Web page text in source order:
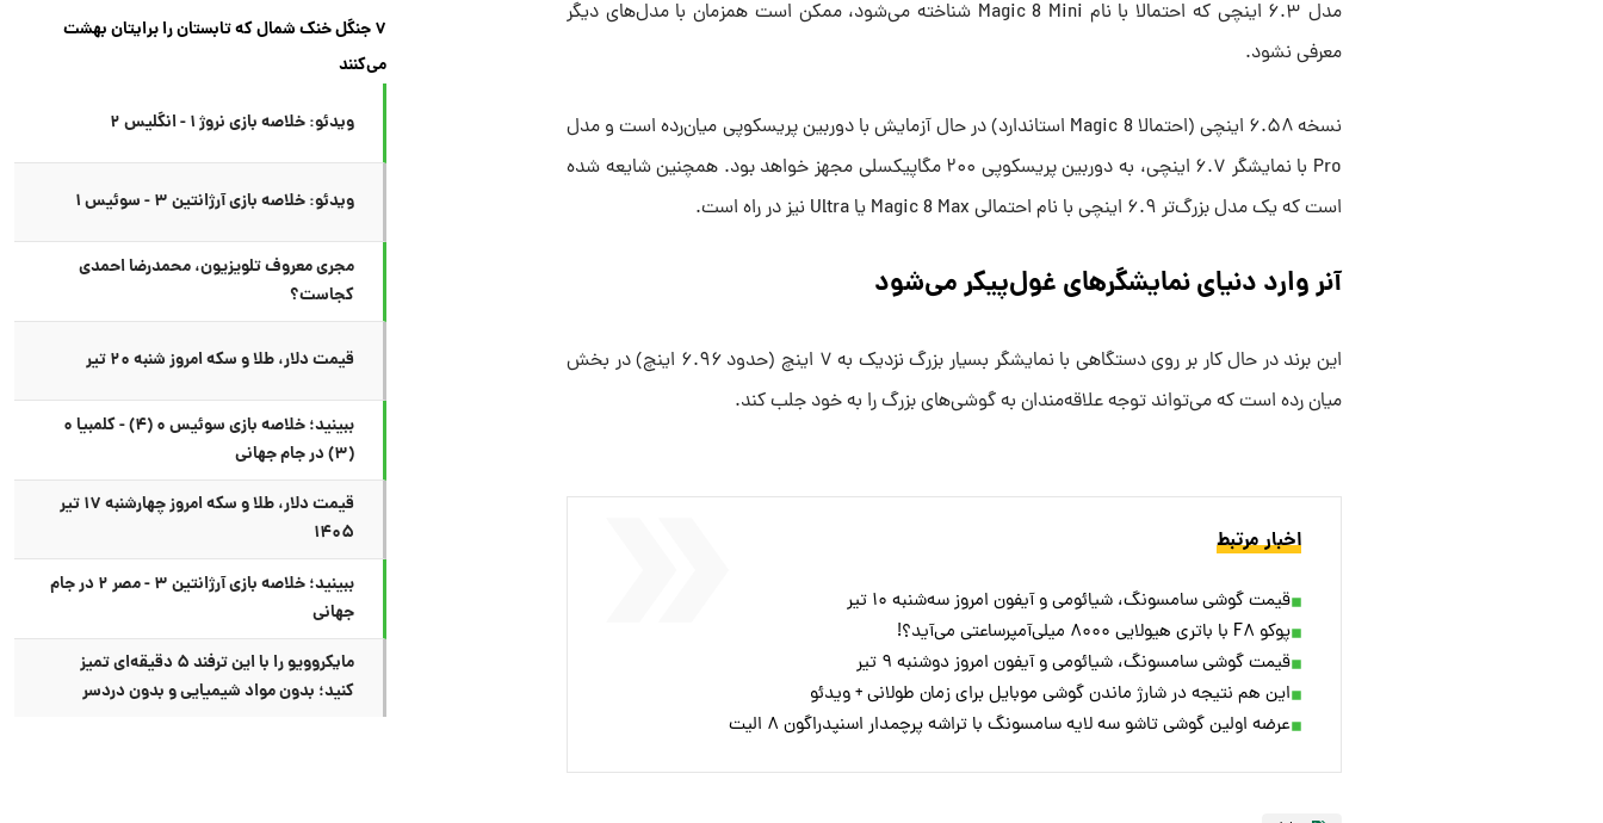
مدل ۶.۳ اینچی که احتمالا با نام Magic 8 Mini شناخته می‌شود، ممکن است همزمان با مدل‌های دیگر
معرفی نشود.
نسخه ۶.۵۸ اینچی (احتمالا Magic 8 استاندارد) در حال آزمایش با دوربین پریسکوپی میان‌رده است و مدل
Pro با نمایشگر ۶.۷ اینچی، به دوربین پریسکوپی ۲۰۰ مگاپیکسلی مجهز خواهد بود. همچنین شایعه شده
است که یک مدل بزرگ‌تر ۶.۹ اینچی با نام احتمالی Magic 8 Max یا Ultra نیز در راه است.
آنر وارد دنیای نمایشگرهای غول‌پیکر می‌شود
این برند در حال کار بر روی دستگاهی با نمایشگر بسیار بزرگ نزدیک به ۷ اینچ (حدود ۶.۹۶ اینچ) در بخش
میان رده است که می‌تواند توجه علاقه‌مندان به گوشی‌های بزرگ را به خود جلب کند.
اخبار مرتبط
قیمت گوشی سامسونگ، شیائومی و آیفون امروز سه‌شنبه ۱۰ تیر
پوکو F۸ با باتری هیولایی ۸۰۰۰ میلی‌آمپرساعتی می‌آید؟!
قیمت گوشی سامسونگ، شیائومی و آیفون امروز دوشنبه ۹ تیر
این هم نتیجه در شارژ ماندن گوشی موبایل برای زمان طولانی + ویدئو
عرضه اولین گوشی تاشو سه لایه سامسونگ با تراشه پرچمدار اسنپدراگون ۸ الیت
۷ جنگل خنک شمال که تابستان را برایتان بهشت
می‌کنند
ویدئو: خلاصه بازی نروژ ۱ - انگلیس ۲
ویدئو: خلاصه بازی آرژانتین ۳ - سوئیس ۱
مجری معروف تلویزیون، محمدرضا احمدی
کجاست؟
قیمت دلار، طلا و سکه امروز شنبه ۲۰ تیر
ببینید؛ خلاصه بازی سوئیس ۰ (۴) - کلمبیا ۰
(۳) در جام جهانی
قیمت دلار، طلا و سکه امروز چهارشنبه ۱۷ تیر
۱۴۰۵
ببینید؛ خلاصه بازی آرژانتین ۳ - مصر ۲ در جام
جهانی
مایکروویو را با این ترفند ۵ دقیقه‌ای تمیز
کنید؛ بدون مواد شیمیایی و بدون دردسر